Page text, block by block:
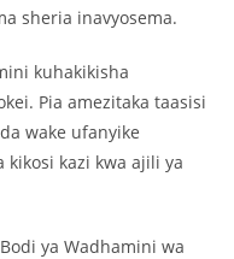
sheria inavyosema.
kuhakikisha
Pia amezitaka taasisi
wake ufanyike
kikosi kazi kwa ajili ya
ya Wadhamini wa